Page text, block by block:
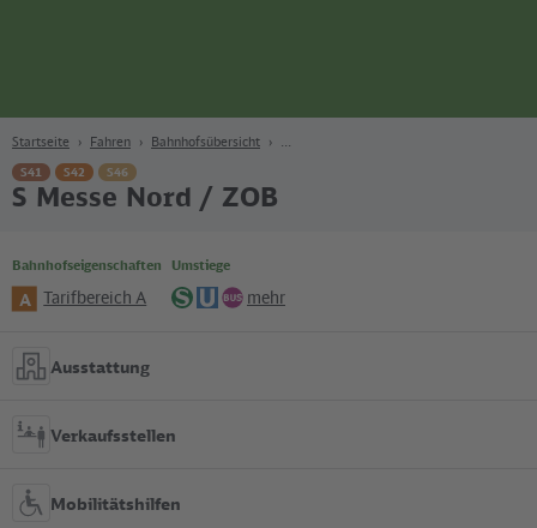
Startseite Fahren Bahnhofsübersicht
S41 S42 S46
S Messe Nord / ZOB
Bahnhofseigenschaften
A Tarifbereich A
Umstiege
mehr
Ausstattung
Verkaufsstellen
Mobilitätshilfen